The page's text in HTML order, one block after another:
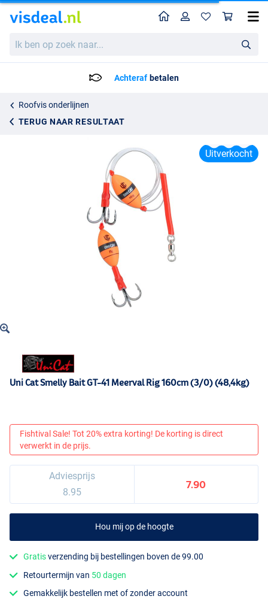
ben
HomeProfiel
Achteraf betalen
Roofvis onderlijnen
TERUG NAAR RESULTAAT
Uni Cat Smelly Bait GT-41 Meerval Rig 160cm (3/0) (48,4kg)
8.95
Uitverkocht
Uni Cat Smelly Bait GT-41 Meerval Rig 160cm (3/0) (48,4kg)
Fishtival Sale! Tot 20% extra korting! De korting is direct
verwerkt in de prijs.
Adviesprijs
8.95
7.90
Hou mij op de hoogte
Gratisverzending bij bestellingen boven de 99.00
Retourtermijn van 50 dagen
Gemakkelijk bestellen met of zonder account